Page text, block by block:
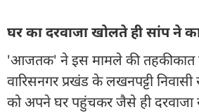
घर का दरवाजा खोलते ही सांप ने
'आजतक' ने इस मामले की तहकीकात
वारिसनगर प्रखंड के लखनपट्टी निवासी
को अपने घर पहुंचकर जैसे ही दरवाजा